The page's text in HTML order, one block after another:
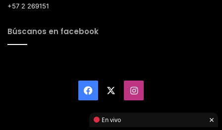
+57 2 269151
Búscanos en facebook
Facebook Instagram
En vivo ×